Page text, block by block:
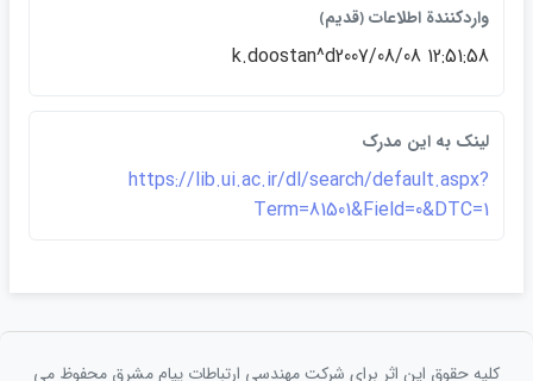
واردكنندة اطلاعات ﴿قديم﴾
k.doostan^d2007/08/08 12:51:58
لينک به اين مدرک
https://lib.ui.ac.ir/dl/search/default.aspx?
Term=81501&Field=0&DTC=1
کلیه حقوق این اثر برای شرکت مهندسی ارتباطات پيام مشرق محفوظ می